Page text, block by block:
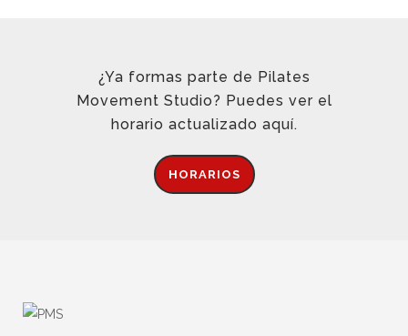
¿Ya formas parte de Pilates
Movement Studio? Puedes ver el
horario actualizado aquí.
HORARIOS